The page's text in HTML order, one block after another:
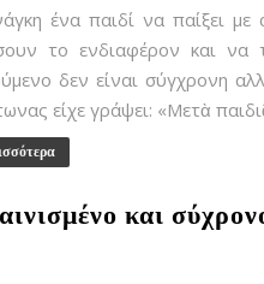
ένα παιδί να παίξει
το ενδιαφέρον και να
δεν είναι σύγχρονη
είχε γράψει: «Μετὰ
και